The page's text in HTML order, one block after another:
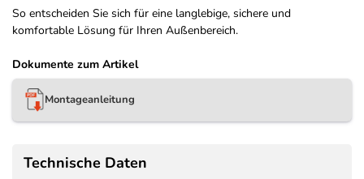
So entscheiden Sie sich für eine langlebige, sichere und
komfortable Lösung für Ihren Außenbereich.
Dokumente zum Artikel
Montageanleitung
Technische Daten